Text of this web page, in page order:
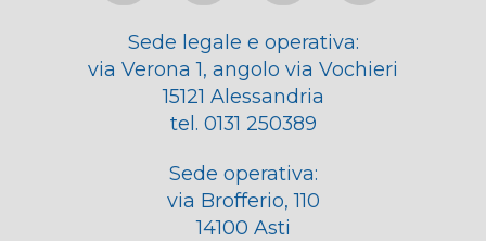
Sede legale e operativa:
via Verona 1, angolo via Vochieri
15121 Alessandria
tel. 0131 250389
Sede operativa:
via Brofferio, 110
14100 Asti